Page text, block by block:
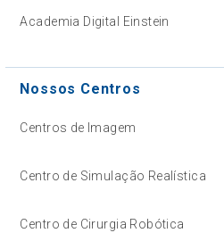
Academia Digital Einstein
Nossos Centros
Centros de Imagem
Centro de Simulação Realística
Centro de Cirurgia Robótica